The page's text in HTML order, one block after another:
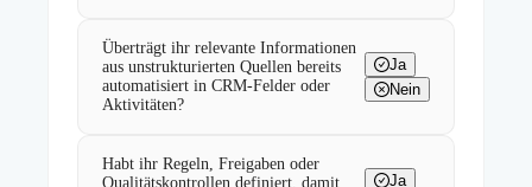
Überträgt ihr relevante Informationen
aus unstrukturierten Quellen bereits
automatisiert in CRM-Felder oder
Aktivitäten?
Ja
Nein
Habt ihr Regeln, Freigaben oder
Qualitätskontrollen definiert, damit
Ja